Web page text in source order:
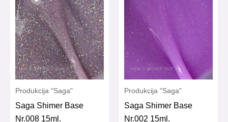
Produkcija "Saga"
Saga Shimer Base
Nr.008 15ml.
Produkcija "Saga"
Saga Shimer Base
Nr.002 15ml.